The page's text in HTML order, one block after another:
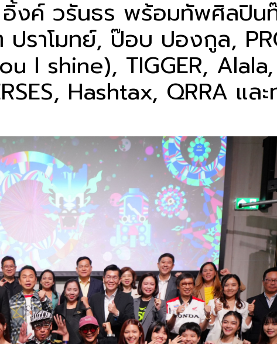
งค์ วรันธร พร้อมทัพศิลปิน
ราโมทย์, ป๊อบ ปองกูล,
I shine), TIGGER, Alala,
Hashtax, QRRA แล